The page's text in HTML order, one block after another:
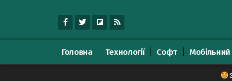
Головна Технології Софт Мобільний